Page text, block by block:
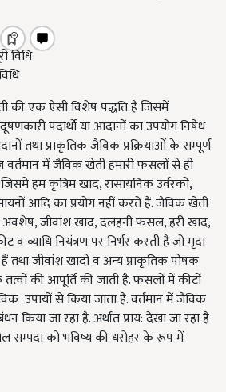
की एक ऐसी विशेष पद्धति है जिसमें
पदार्थो या आदानों का उपयोग निषेध
तथा प्राकृतिक जैविक प्रक्रियाओं के सम्पूर्ण
में जैविक खेती हमारी फसलों से ही
जिसमे हम कृत्रिम खाद, रासायनिक उर्वरको,
आदि का प्रयोग नहीं करते हैं. जैविक खेती
जीवांश खाद, दलहनी फसल, हरी खाद,
व व्याधि नियंत्रण पर निर्भर करती है जो मृदा
तथा जीवांश खादों व अन्य प्राकृतिक पोषक
तत्वों की आपूर्ति की जाती है. फसलों में कीटों
उपायों से किया जाता है. वर्तमान में जैविक
किया जा रहा है. अर्थात प्राय: देखा जा रहा है
सम्पदा को भविष्य की धरोहर के रूप में